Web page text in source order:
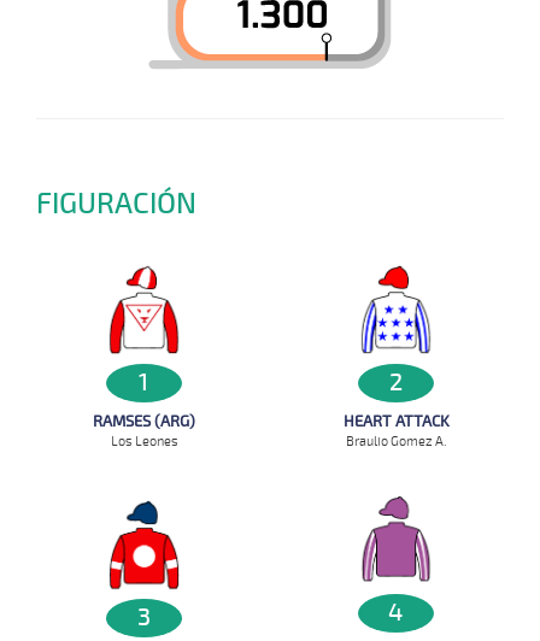
FIGURACIÓN
1
RAMSES (ARG)
Los Leones
2
HEART ATTACK
Braulio Gomez A.
3 4